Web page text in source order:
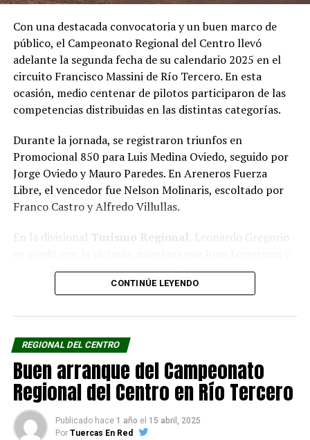
FOTO: FRAD
Con una destacada convocatoria y un buen marco de
público, el Campeonato Regional del Centro llevó
adelante la segunda fecha de su calendario 2025 en el
circuito Francisco Massini de Río Tercero. En esta
ocasión, medio centenar de pilotos participaron de las
competencias distribuidas en las distintas categorías.
Durante la jornada, se registraron triunfos en
Promocional 850 para Luis Medina Oviedo, seguido por
Jorge Oviedo y Mauro Paredes. En Areneros Fuerza
Libre, el vencedor fue Nelson Molinaris, escoltado por
Franco Castro y Alfredo Villullas.
En la divisional Turismo Regional , Leonardo Gregorio
Matías Prado completaron el podio.
fin de semana al imponerse tanto enTC 1.4
Mastercomo enTC 1.4
Néstor Enrici y Daniel Alba en la primera, y con
Maximiliano Puecher y Roberto Dutto en la segunda.
Finalmente, la tercera fecha del campeonato se
disputará el domingo 22 de junio, nuevamente en el
trazado de Río Tercero.
CONTINÚE LEYENDO
REGIONAL DEL CENTRO
Buen arranque del Campeonato
Regional del Centro en Río Tercero
Publicado hace 1 año el 15 abril, 2025
Por Tuercas En Red